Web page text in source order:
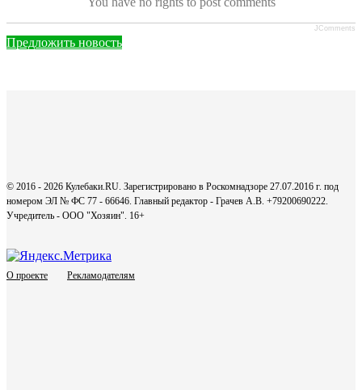
JComments
Предложить новость
© 2016 - 2026 Кулебаки.RU. Зарегистрировано в Роскомнадзоре 27.07.2016 г. под
номером ЭЛ № ФС 77 - 66646. Главный редактор - Грачев А.В. +79200690222.
Учредитель - ООО "Хозяин". 16+
О проекте Рекламодателям